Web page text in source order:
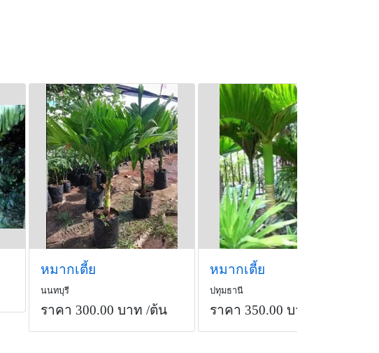
หมากเตี้ย
นนทบุรี
ราคา 300.00 บาท /ต้น
หมากเตี้ย
ปทุมธานี
ราคา 350.00 บาท